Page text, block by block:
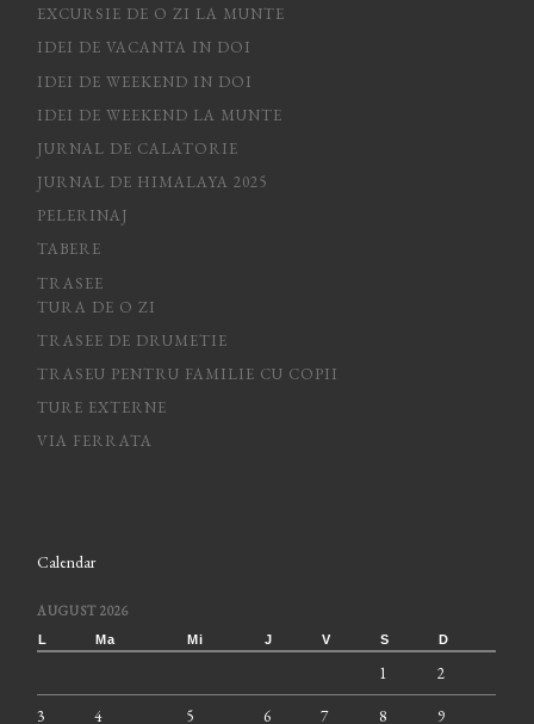
EXCURSIE DE O ZI LA MUNTE
IDEI DE VACANTA IN DOI
IDEI DE WEEKEND IN DOI
IDEI DE WEEKEND LA MUNTE
JURNAL DE CALATORIE
JURNAL DE HIMALAYA 2025
PELERINAJ
TABERE
TRASEE
TURA DE O ZI
TRASEE DE DRUMETIE
TRASEU PENTRU FAMILIE CU COPII
TURE EXTERNE
VIA FERRATA
Calendar
AUGUST 2026
L Ma Mi J V S D
1 2
3 4 5 6 7 8 9